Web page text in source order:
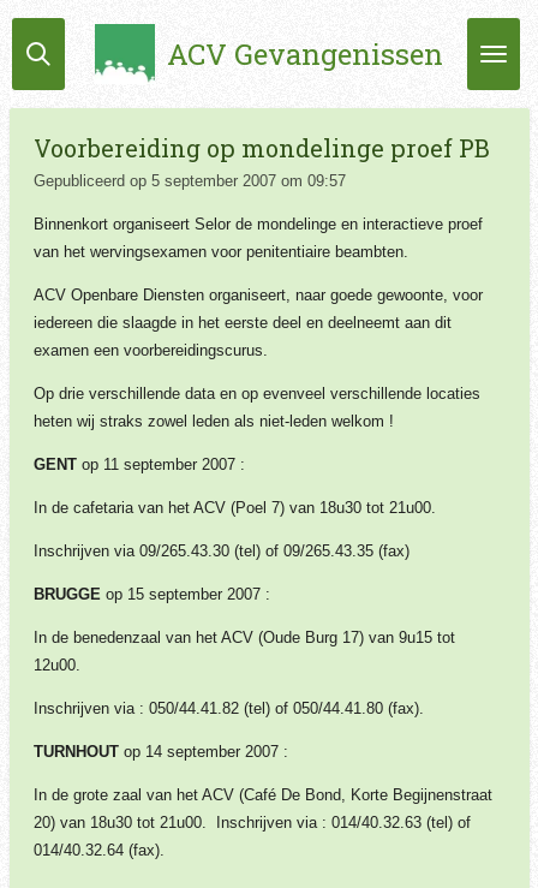
Ga
direct
de
hoofdinhoud
ACV Gevangenissen
Voorbereiding op mondelinge proef PB
Gepubliceerd op 5 september 2007 om 09:57
Binnenkort organiseert Selor de mondelinge en interactieve proef
van het wervingsexamen voor penitentiaire beambten.
ACV Openbare Diensten organiseert, naar goede gewoonte, voor
iedereen die slaagde in het eerste deel en deelneemt aan dit
examen een voorbereidingscurus.
Op drie verschillende data en op evenveel verschillende locaties
heten wij straks zowel leden als niet-leden welkom !
GENT op 11 september 2007 :
In de cafetaria van het ACV (Poel 7) van 18u30 tot 21u00.
Inschrijven via 09/265.43.30 (tel) of 09/265.43.35 (fax)
BRUGGE op 15 september 2007 :
In de benedenzaal van het ACV (Oude Burg 17) van 9u15 tot
12u00.
Inschrijven via : 050/44.41.82 (tel) of 050/44.41.80 (fax).
TURNHOUT op 14 september 2007 :
In de grote zaal van het ACV (Café De Bond, Korte Begijnenstraat
20) van 18u30 tot 21u00. Inschrijven via : 014/40.32.63 (tel) of
014/40.32.64 (fax).